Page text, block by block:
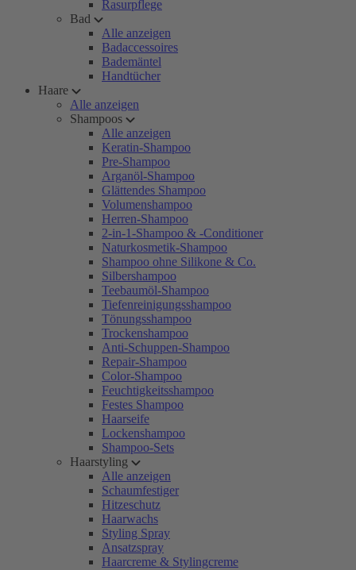
Rasurpflege
Bad
Alle anzeigen
Badaccessoires
Bademäntel
Handtücher
Haare
Alle anzeigen
Shampoos
Alle anzeigen
Keratin-Shampoo
Pre-Shampoo
Arganöl-Shampoo
Glättendes Shampoo
Volumenshampoo
Herren-Shampoo
2-in-1-Shampoo & -Conditioner
Naturkosmetik-Shampoo
Shampoo ohne Silikone & Co.
Silbershampoo
Teebaumöl-Shampoo
Tiefenreinigungsshampoo
Tönungsshampoo
Trockenshampoo
Anti-Schuppen-Shampoo
Repair-Shampoo
Color-Shampoo
Feuchtigkeitsshampoo
Festes Shampoo
Haarseife
Lockenshampoo
Shampoo-Sets
Haarstyling
Alle anzeigen
Schaumfestiger
Hitzeschutz
Haarwachs
Styling Spray
Ansatzspray
Haarcreme & Stylingcreme